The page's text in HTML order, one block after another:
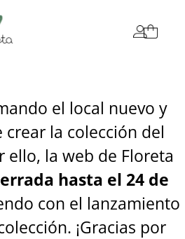
el local nuevo y
la colección del
ello, la web de Floreta
hasta el 24 de
con el lanzamiento
¡Gracias por